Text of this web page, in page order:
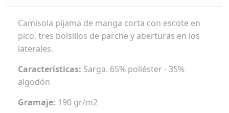
Camisola pijama de manga corta con escote en
pico, tres bolsillos de parche y aberturas en los
laterales.
Características: Sarga. 65% poliéster - 35%
algodón
Gramaje: 190 gr/m2